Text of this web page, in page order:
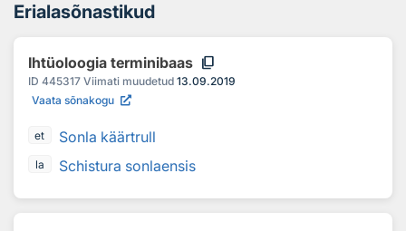
Erialasõnastikud
Ihtüoloogia terminibaas content_copy
ID 445317 Viimati muudetud 13.09.2019
Vaata sõnakogu
et Sonla käärtrull
la Schistura sonlaensis